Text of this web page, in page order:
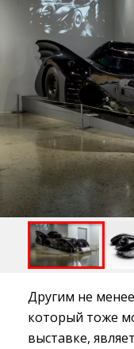
Другим не
который тоже
выставке,